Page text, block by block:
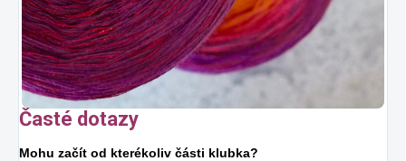
Časté dotazy
Mohu začít od kterékoliv části klubka?